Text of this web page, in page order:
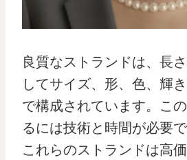
良質なストランドは、長
してサイズ、形、色、輝
で構成されています。こ
るには技術と時間が必要
これらのストランドは高